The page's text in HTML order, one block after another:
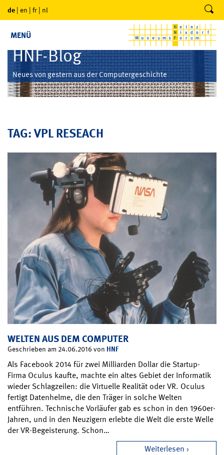
de | en | fr | nl
MENÜ
HNF-Blog
Neues von gestern aus der Computergeschichte
TAG: VPL RESEACH
WELTEN AUS DEM COMPUTER
Geschrieben am 24.06.2016 von HNF
Als Facebook 2014 für zwei Milliarden Dollar die Startup-
Firma Oculus kaufte, machte ein altes Gebiet der Informatik
wieder Schlagzeilen: die Virtuelle Realität oder VR. Oculus
fertigt Datenhelme, die den Träger in solche Welten
entführen. Technische Vorläufer gab es schon in den 1960er-
Jahren, und in den Neuzigern erlebte die Welt die erste Welle
der VR-Begeisterung. Schon…
Weiterlesen